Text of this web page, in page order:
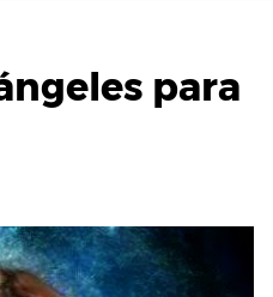
para